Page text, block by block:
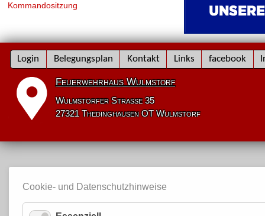
Kommandositzung
Navigation
überspringen
Login Belegungsplan Kontakt Links facebook
Feuerwehrhaus Wulmstorf
Wulmstorfer Straße 35
27321 Thedinghausen OT Wulmstorf
Cookie- und Datenschutzhinweise